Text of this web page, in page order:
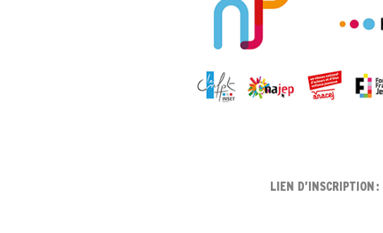
LIEN D’INSCRIPTION :